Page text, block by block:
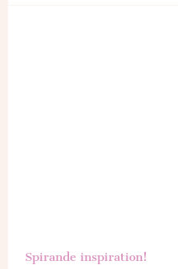
Spirande inspiration!